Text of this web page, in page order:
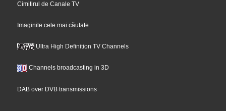
Cimitirul de Canale TV
Imaginile cele mai căutate
Ultra High Definition TV Channels
Channels broadcasting in 3D
DAB over DVB transmissions